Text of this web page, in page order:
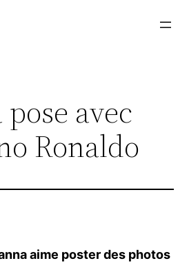
avec
Ronaldo
aime poster des photos